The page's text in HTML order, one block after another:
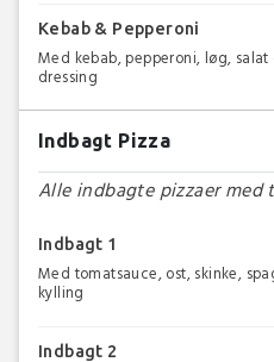
Kebab & Pepperoni
Med kebab, pepperoni, løg, salat
dressing
Indbagt Pizza
Alle indbagte pizzaer med
Indbagt 1
Med tomatsauce, ost, skinke,
kylling
Indbagt 2